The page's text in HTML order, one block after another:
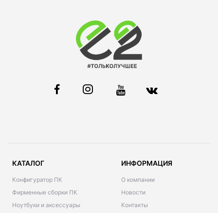
КАТАЛОГ
Конфигуратор ПК
Фирменные сборки ПК
Ноутбуки и аксессуары
ИНФОРМАЦИЯ
О компании
Новости
Контакты